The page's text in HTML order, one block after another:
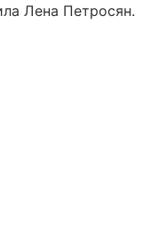
Лена Петросян.